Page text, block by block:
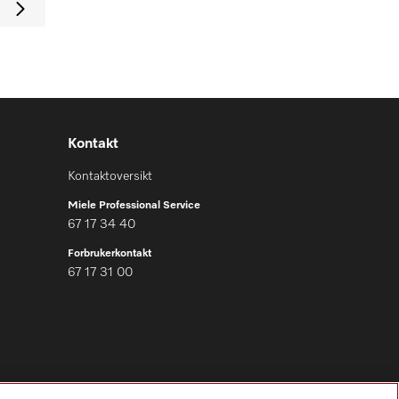
Kontakt
Kontaktoversikt
Miele Professional Service
67 17 34 40
Forbrukerkontakt
67 17 31 00